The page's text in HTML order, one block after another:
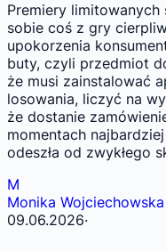
Premiery
sobie coś z gry
upokorzenia
buty, czyli przedmiot
że musi zainstalować
losowania, liczyć na
że dostanie
momentach
odeszła od zwykłego
M
Monika Wojciechowska
09.06.2026·